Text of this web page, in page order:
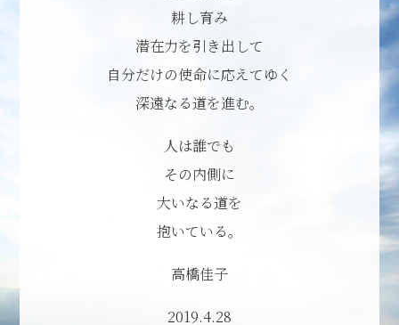
耕し育み
潜在力を引き出して
自分だけの使命に応えてゆく
深遠なる道を進む。
人は誰でも
その内側に
大いなる道を
抱いている。
高橋佳子
2019.4.28